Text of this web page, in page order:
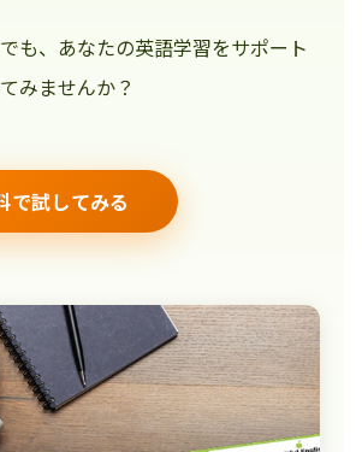
も、あなたの英語学習をサポート
みませんか？
で試してみる